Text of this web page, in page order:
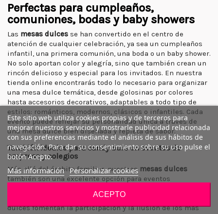
Perfectas para cumpleaños,
comuniones, bodas y baby showers
Las mesas dulces se han convertido en el centro de
atención de cualquier celebración, ya sea un cumpleaños
infantil, una primera comunión, una boda o un baby shower.
No solo aportan color y alegría, sino que también crean un
rincón delicioso y especial para los invitados. En nuestra
tienda online encontrarás todo lo necesario para organizar
una mesa dulce temática, desde golosinas por colores
hasta accesorios decorativos, adaptables a todo tipo de
estilos: románticos, modernos, clásicos o infantiles. Cada
evento puede reflejar su personalidad única a través de
una mesa dulce bien diseñada y repleta de sabor.
También ideales para candy bars en eventos de
empresa y colegios
Más allá del ámbito familiar, nuestras mesas dulces
también son una excelente opción para eventos
fiestas de fin de curso. En colegios y guarderías, las mesas
dulces fomentan la participación y la ilusión de los más
Este sitio web utiliza cookies propias y de terceros para
mejorar nuestros servicios y mostrarle publicidad relacionada
con sus preferencias mediante el análisis de sus hábitos de
navegación. Para dar su consentimiento sobre su uso pulse el
botón Acepto.
Más información Personalizar cookies
ACEPTO